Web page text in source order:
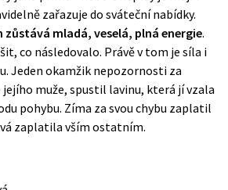
zařazuje do sváteční nabídky.
zůstává mladá, veselá, plná energie.
co následovalo. Právě v tom je síla i
Jeden okamžik nepozornosti za
muže, spustil lavinu, která jí vzala
pohybu. Zíma za svou chybu zaplatil
zaplatila vším ostatním.